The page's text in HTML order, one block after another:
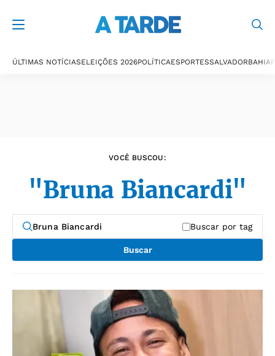
ÚLTIMAS NOTÍCIASELEIÇÕES 2026POLÍTICAESPORTESSALVADORBAHIA
VOCÊ BUSCOU:
"Bruna Biancardi"
Buscar por tag
Buscar